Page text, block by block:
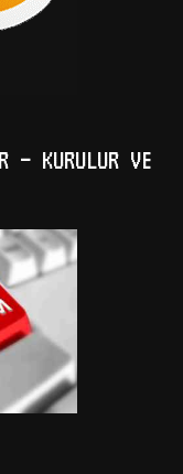
KURULUR VE